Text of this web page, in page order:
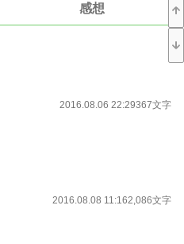
感想
2016.08.06 22:29367文字
2016.08.08 11:162,086文字